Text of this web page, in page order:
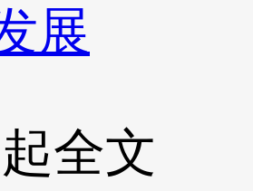
展
全文